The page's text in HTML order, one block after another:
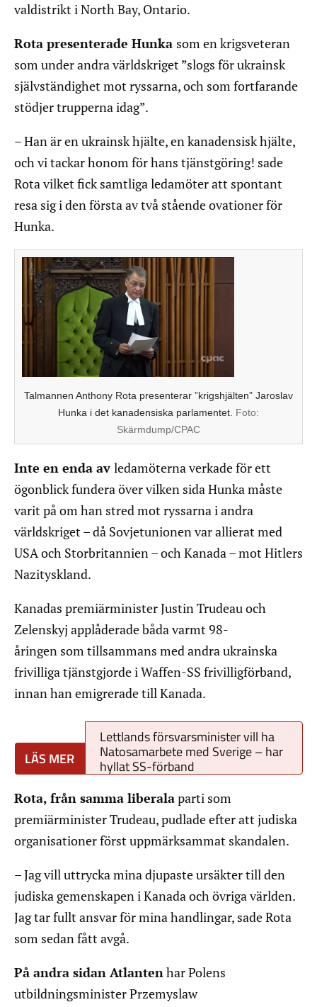
valdistrikt i North Bay, Ontario.
Rota presenterade Hunka som en krigsveteran
som under andra världskriget ”slogs för ukrainsk
självständighet mot ryssarna, och som fortfarande
stödjer trupperna idag”.
– Han är en ukrainsk hjälte, en kanadensisk hjälte,
och vi tackar honom för hans tjänstgöring! sade
Rota vilket fick samtliga ledamöter att spontant
resa sig i den första av två stående ovationer för
Hunka.
Talmannen Anthony Rota presenterar ”krigshjälten” Jaroslav
Hunka i det kanadensiska parlamentet. Foto:
Skärmdump/CPAC
Inte en enda av ledamöterna verkade för ett
ögonblick fundera över vilken sida Hunka måste
varit på om han stred mot ryssarna i andra
världskriget – då Sovjetunionen var allierat med
USA och Storbritannien – och Kanada – mot Hitlers
Nazityskland.
Kanadas premiärminister Justin Trudeau och
Zelenskyj applåderade båda varmt 98-
åringen som tillsammans med andra ukrainska
frivilliga tjänstgjorde i Waffen-SS frivilligförband,
innan han emigrerade till Kanada.
Lettlands försvarsminister vill ha
Natosamarbete med Sverige – har
hyllat SS-förband
Rota, från samma liberalaparti som
premiärminister Trudeau, pudlade efter att judiska
organisationer först uppmärksammat skandalen.
– Jag vill uttrycka mina djupaste ursäkter till den
judiska gemenskapen i Kanada och övriga världen.
Jag tar fullt ansvar för mina handlingar, sade Rota
som sedan fått avgå.
På andra sidan Atlanten har Polens
utbildningsminister Przemyslaw